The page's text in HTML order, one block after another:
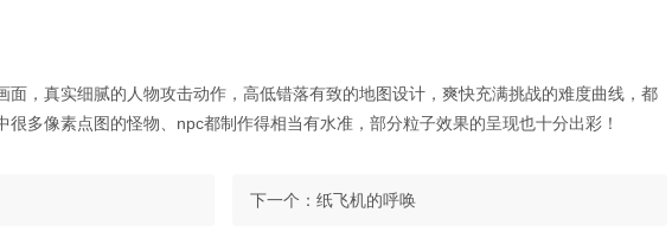
面，真实细腻的人物攻击动作，高低错落有致的地图设计，爽快充满挑战的难度曲线，都
很多像素点图的怪物、npc都制作得相当有水准，部分粒子效果的呈现也十分出彩！
下一个： 纸飞机的呼唤